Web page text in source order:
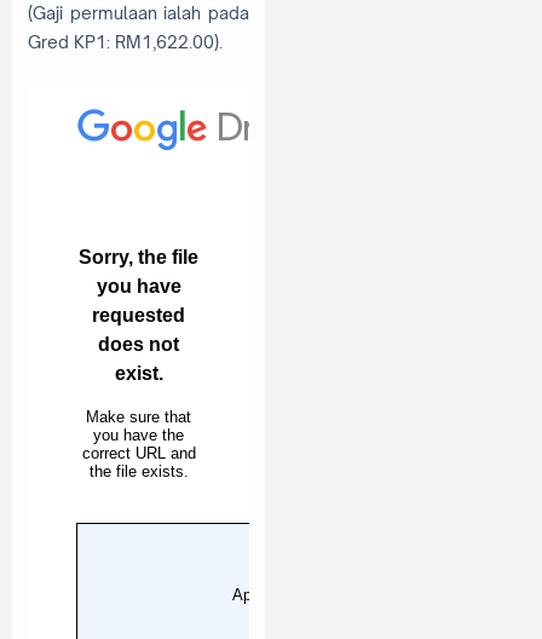
(Gaji permulaan ialah pada
Gred KP1: RM1,622.00).